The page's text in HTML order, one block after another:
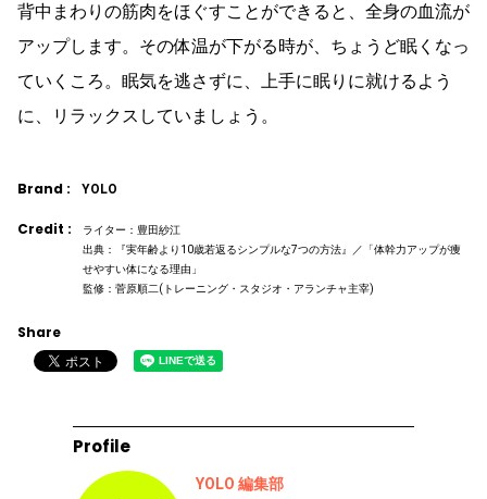
背中まわりの筋肉をほぐすことができると、全身の血流が
アップします。その体温が下がる時が、ちょうど眠くなっ
ていくころ。眠気を逃さずに、上手に眠りに就けるよう
に、リラックスしていましょう。
Brand : YOLO
Credit :
ライター：豊田紗江
出典：『実年齢より10歳若返るシンプルな7つの方法』／「体幹力アップが痩
せやすい体になる理由」
監修：菅原順二(トレーニング・スタジオ・アランチャ主宰)
Share
Profile
YOLO 編集部